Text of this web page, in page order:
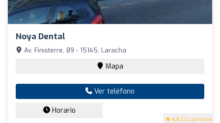
Noya Dental
4.6 (32 opiniones)
Av. Finisterre, 89 - 15145, Laracha
Mapa
Ver teléfono
Horario